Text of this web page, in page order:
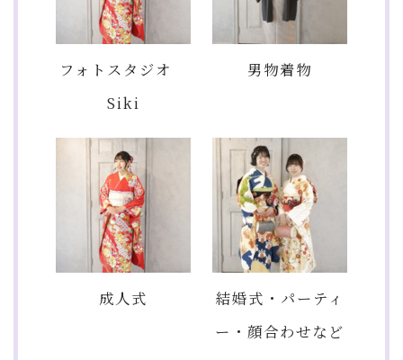
フォトスタジオ
Siki
男物着物
成人式
結婚式・パーティ
ー・顔合わせなど